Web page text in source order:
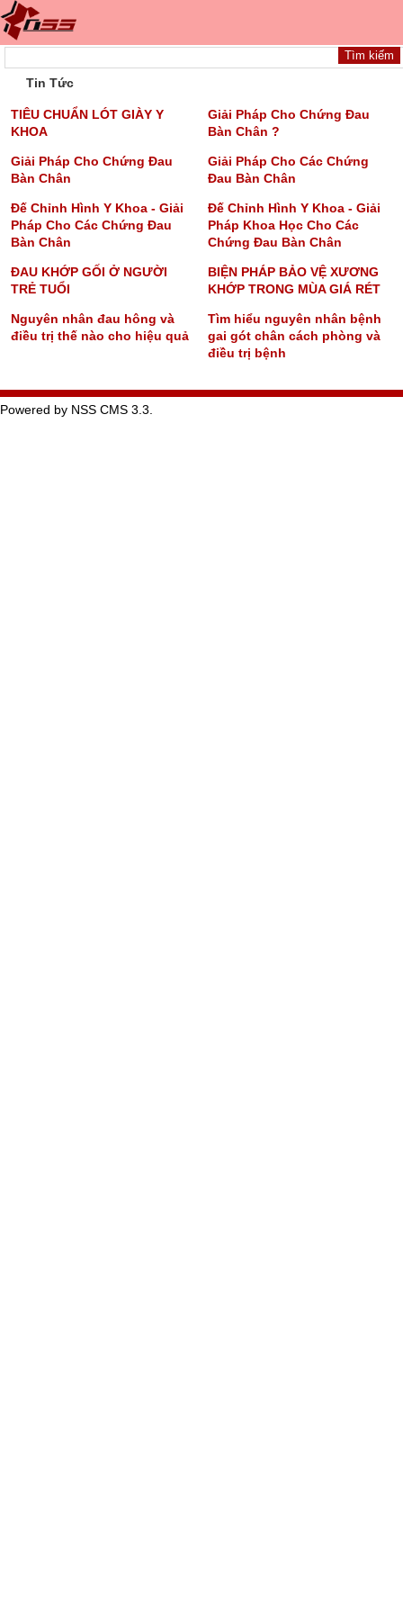
Tin Tức
TIÊU CHUẨN LÓT GIÀY Y
KHOA
Giải Pháp Cho Chứng Đau
Bàn Chân ?
Giải Pháp Cho Chứng Đau
Bàn Chân
Giải Pháp Cho Các Chứng
Đau Bàn Chân
Đế Chỉnh Hình Y Khoa - Giải
Pháp Cho Các Chứng Đau
Bàn Chân
Đế Chỉnh Hình Y Khoa - Giải
Pháp Khoa Học Cho Các
Chứng Đau Bàn Chân
ĐAU KHỚP GỐI Ở NGƯỜI
TRẺ TUỔI
BIỆN PHÁP BẢO VỆ XƯƠNG
KHỚP TRONG MÙA GIÁ RÉT
Nguyên nhân đau hông và
điều trị thế nào cho hiệu quả
Tìm hiểu nguyên nhân bệnh
gai gót chân cách phòng và
điều trị bệnh
Powered by NSS CMS 3.3.